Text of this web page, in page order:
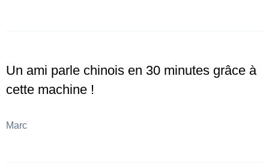
Un ami parle chinois en 30 minutes grâce à
cette machine !
Marc